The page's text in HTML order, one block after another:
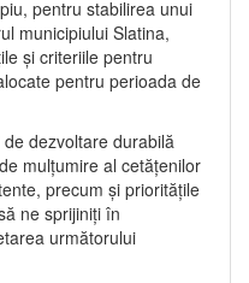
pentru stabilirea unui
municipiului Slatina,
și criteriile pentru
pentru perioada de
dezvoltare durabilă
mulțumire al cetățenilor
precum și prioritățile
ne sprijiniți în
următorului